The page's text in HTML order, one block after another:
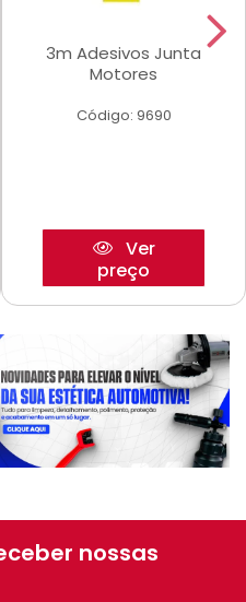
3m Adesivos Junta
Motores
Código: 9690
Ver
preço
nossas